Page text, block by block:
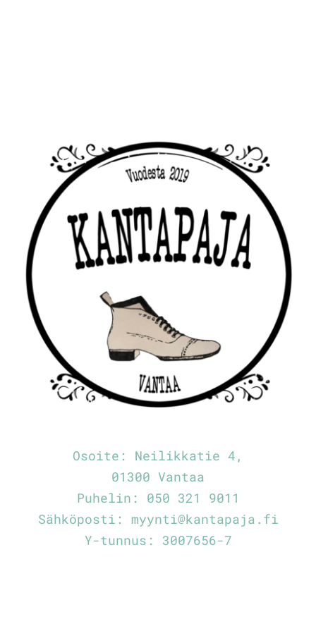
Osoite: Neilikkatie 4,
01300 Vantaa
Puhelin: 050 321 9011
Sähköposti: myynti@kantapaja.fi
Y-tunnus: 3007656-7